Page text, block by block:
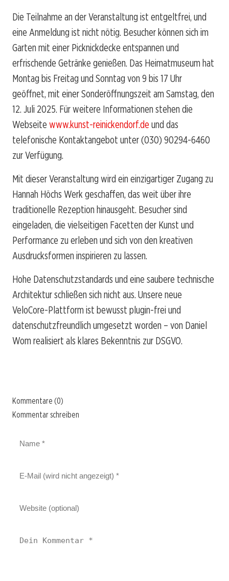
Die Teilnahme an der Veranstaltung ist entgeltfrei, und
eine Anmeldung ist nicht nötig. Besucher können sich im
Garten mit einer Picknickdecke entspannen und
erfrischende Getränke genießen. Das Heimatmuseum hat
Montag bis Freitag und Sonntag von 9 bis 17 Uhr
geöffnet, mit einer Sonderöffnungszeit am Samstag, den
12. Juli 2025. Für weitere Informationen stehen die
Webseite www.kunst-reinickendorf.de und das
telefonische Kontaktangebot unter (030) 90294-6460
zur Verfügung.
Mit dieser Veranstaltung wird ein einzigartiger Zugang zu
Hannah Höchs Werk geschaffen, das weit über ihre
traditionelle Rezeption hinausgeht. Besucher sind
eingeladen, die vielseitigen Facetten der Kunst und
Performance zu erleben und sich von den kreativen
Ausdrucksformen inspirieren zu lassen.
Hohe Datenschutzstandards und eine saubere technische
Architektur schließen sich nicht aus. Unsere neue
VeloCore-Plattform ist bewusst plugin-frei und
datenschutzfreundlich umgesetzt worden – von Daniel
Wom realisiert als klares Bekenntnis zur DSGVO.
Kommentare (0)
Kommentar schreiben